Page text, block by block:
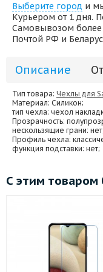
Выберите город и
Курьером от 1 дня.
Самовывозом более
Почтой РФ и
Описание
Тип товара: Чехлы для
Материал: Силикон;
тип чехла: чехол
Прозрачность:
нескользящие грани: нет;
Профиль чехла:
функция подставки: нет;
С этим товаром